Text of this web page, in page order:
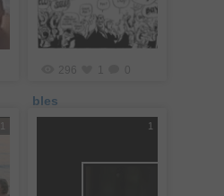
296
bles
1 1